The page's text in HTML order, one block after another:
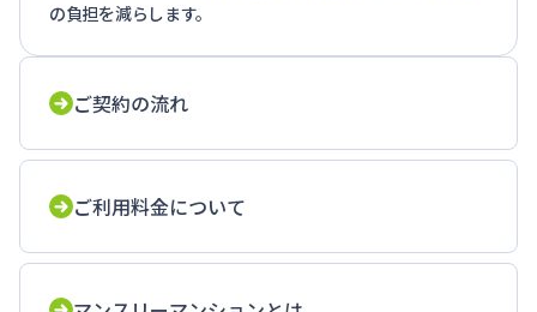
の負担を減らします。
ご契約の流れ
ご利用料金について